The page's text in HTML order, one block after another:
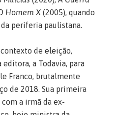
Homem X(2005), quando
periferia paulistana.
de eleição,
a Todavia, para
Franco, brutalmente
de 2018. Sua primeira
a irmã da ex-